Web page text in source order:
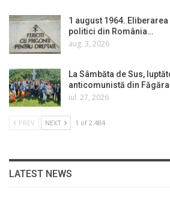
1 august 1964.
politici din România…
aug. 3, 2026
La Sâmbăta de Sus,
anticomunistă din
iul. 27, 2026
PREV NEXT 1 of 2.484
LATEST NEWS